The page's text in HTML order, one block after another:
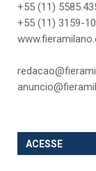
+55 (11)
+55 (11) 3159-
ACESSE